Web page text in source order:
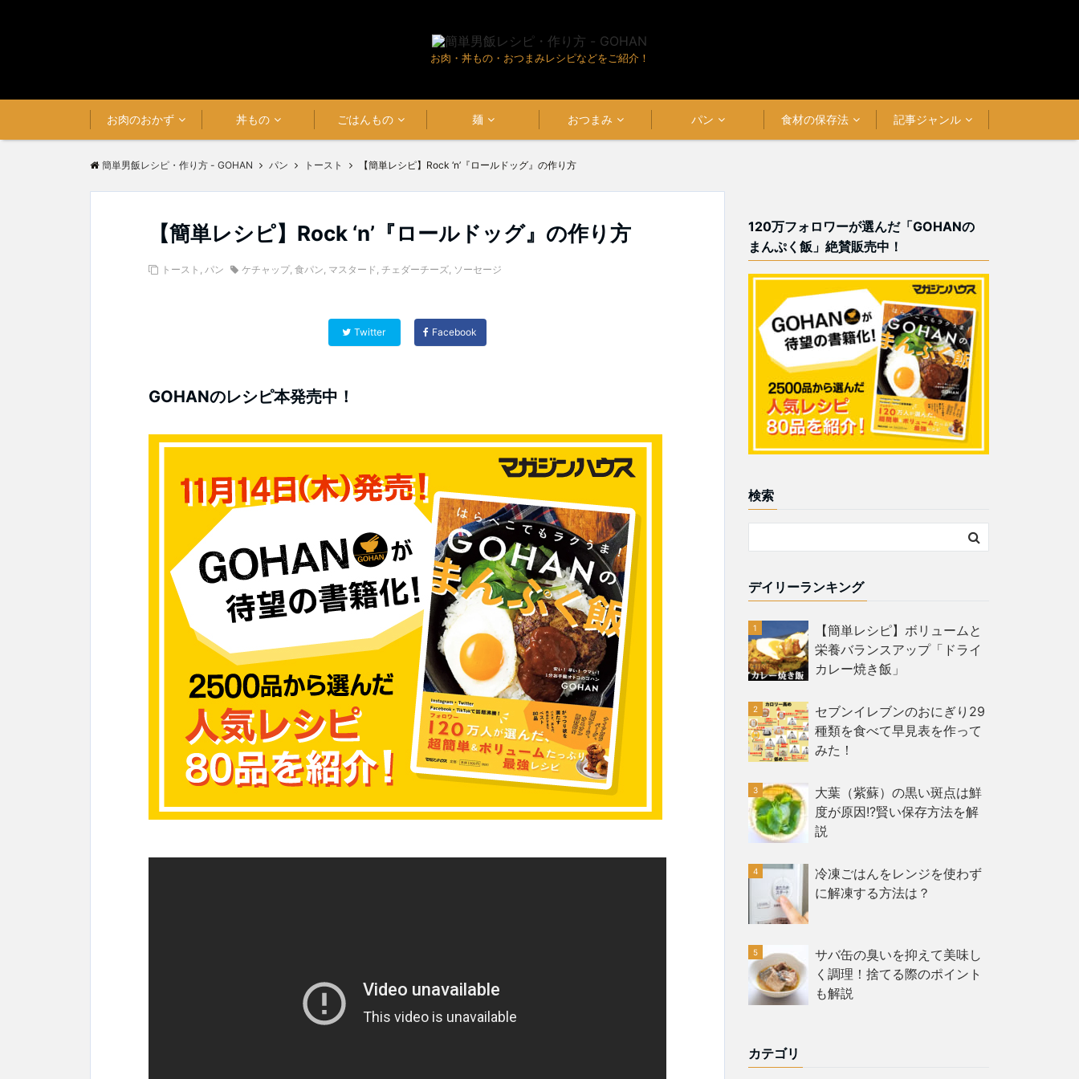
お肉・丼もの・おつまみレシピなどをご紹介！
お肉のおかず 丼もの ごはんもの 麺 おつまみ パン 食材の保存法 記事ジャンル
簡単男飯レシピ・作り方 - GOHAN パン トースト 【簡単レシピ】Rock ‘n’『ロールドッグ』の作り方
【簡単レシピ】Rock ‘n’『ロールドッグ』の作り方
トースト , パン ケチャップ, 食パン, マスタード , チェダーチーズ, ソーセージ
Twitter Facebook
GOHANのレシピ本発売中！
120万フォロワーが選んだ「GOHANの
まんぷく飯」絶賛販売中！
検索
デイリーランキング
【簡単レシピ】ボリュームと
栄養バランスアップ「ドライ
カレー焼き飯」
セブンイレブンのおにぎり29
種類を食べて早見表を作って
みた！
大葉（紫蘇）の黒い斑点は鮮
度が原因!?賢い保存方法を解
説
冷凍ごはんをレンジを使わず
に解凍する方法は？
サバ缶の臭いを抑えて美味し
く調理！捨てる際のポイント
も解説
カテゴリ